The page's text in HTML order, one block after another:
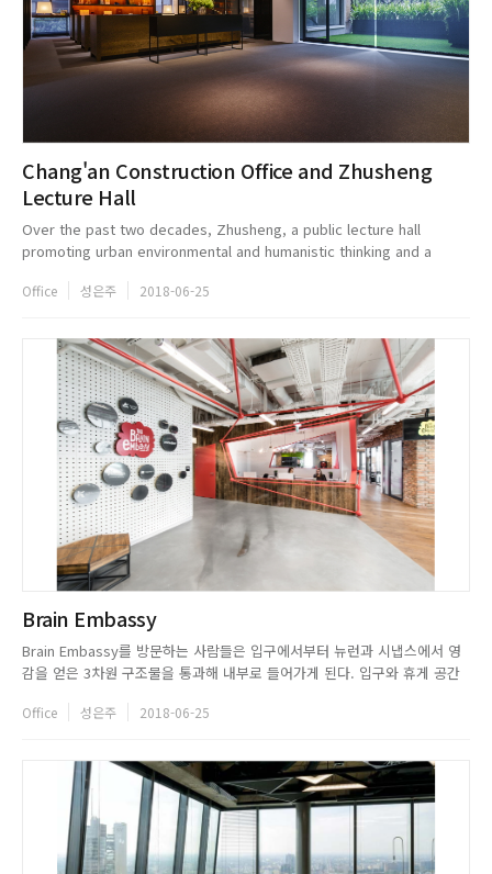
Chang'an Construction Office and Zhusheng
Lecture Hall
Over the past two decades, Zhusheng, a public lecture hall
promoting urban environmental and humanistic thinking and a
of real estate, has a...
Office 성은주 2018-06-25
Brain Embassy
Brain Embassy를 방문하는 사람들은 입구에서부터 뉴런과 시냅스에서 영
감을 얻은 3차원 구조물을 통과해 내부로 들어가게 된다. 입구와 휴게 공간
불규칙한 바닥 패턴으로 유쾌한 느낌을 준다. 모든 공간은 다른 듯, 유기적인
Office 성은주 2018-06-25